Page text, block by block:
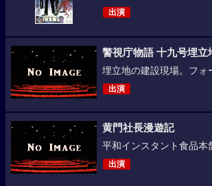
出演
警視庁物語 十九号埋立
埋立地の建設現場。フォ
出演
黄門社長漫遊記
平和インスタント食品本
出演